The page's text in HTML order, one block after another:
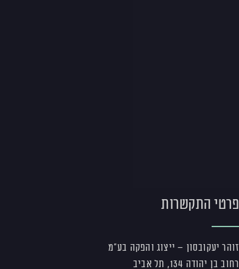
פרטי התקשרות
זוהר יעקובסון – ייצוג והפקה בע"מ
רחוב בן יהודה 134, תל אביב